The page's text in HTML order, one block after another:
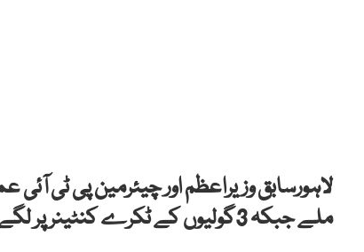
ملے جبکہ 3گولیوں کے ٹکرے کنٹینر پر لگے۔